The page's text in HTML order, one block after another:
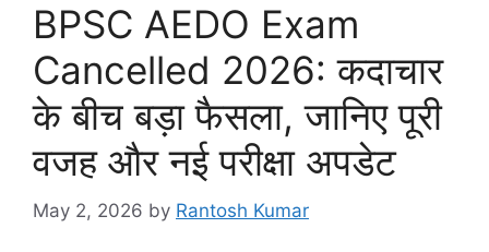
BPSC AEDO Exam
Cancelled 2026: कदाचार
के बीच बड़ा फैसला, जानिए पूरी
वजह और नई परीक्षा अपडेट
May 2, 2026 by Rantosh Kumar